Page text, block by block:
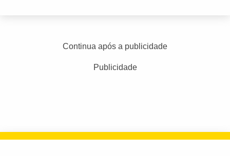
Continua após a publicidade
Publicidade